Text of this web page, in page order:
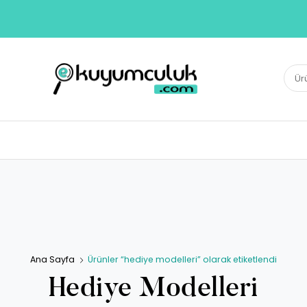
E-KUYUMCULUK
Herkesin Kuyumcusu Ara:
Ana Sayfa Ürünler “hediye modelleri” olarak etiketlendi
Hediye Modelleri